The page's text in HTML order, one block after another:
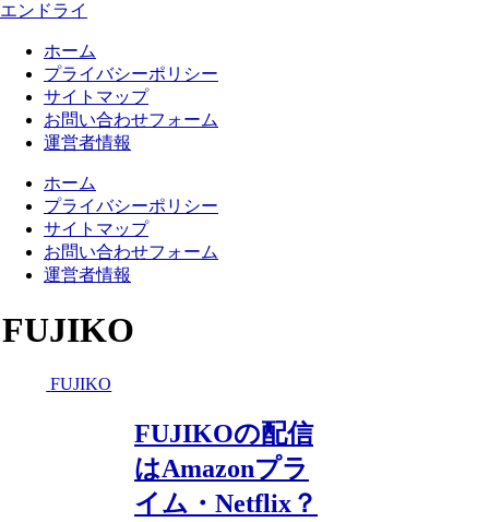
エンドライ
ホーム
プライバシーポリシー
サイトマップ
お問い合わせフォーム
運営者情報
ホーム
プライバシーポリシー
サイトマップ
お問い合わせフォーム
運営者情報
FUJIKO
FUJIKO
FUJIKOの配信
はAmazonプラ
イム・Netflix？